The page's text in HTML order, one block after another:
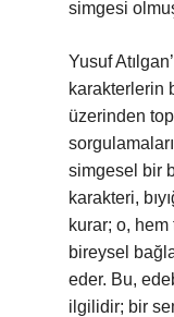
simgesi
Yusuf
karakterlerin
üzerinden
simgesel bir
karakteri,
kurar; o,
bireysel
eder. Bu,
ilgilidir; bir